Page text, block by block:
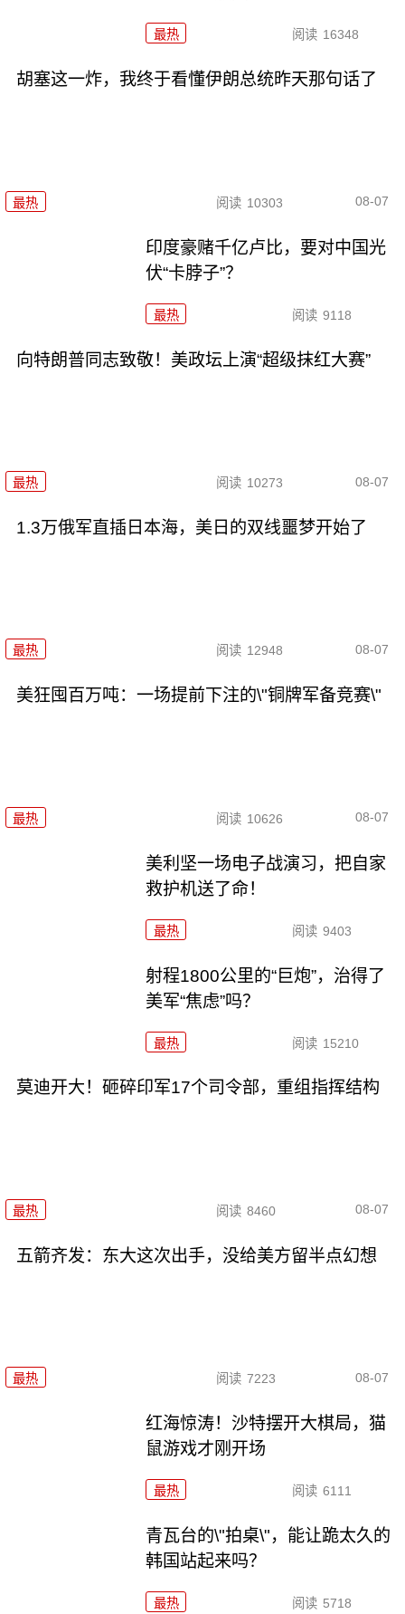
最热 阅读 16348
胡塞这一炸，我终于看懂伊朗总统昨天那句话了
最热 阅读 10303 08-07
印度豪赌千亿卢比，要对中国光
伏“卡脖子”？
最热 阅读 9118
向特朗普同志致敬！美政坛上演“超级抹红大赛”
最热 阅读 10273 08-07
1.3万俄军直插日本海，美日的双线噩梦开始了
最热 阅读 12948 08-07
美狂囤百万吨：一场提前下注的\"铜牌军备竞赛\"
最热 阅读 10626 08-07
美利坚一场电子战演习，把自家
救护机送了命！
最热 阅读 9403
射程1800公里的“巨炮”，治得了
美军“焦虑”吗？
最热 阅读 15210
莫迪开大！砸碎印军17个司令部，重组指挥结构
最热 阅读 8460 08-07
五箭齐发：东大这次出手，没给美方留半点幻想
最热 阅读 7223 08-07
红海惊涛！沙特摆开大棋局，猫
鼠游戏才刚开场
最热 阅读 6111
青瓦台的\"拍桌\"，能让跪太久的
韩国站起来吗？
最热 阅读 5718